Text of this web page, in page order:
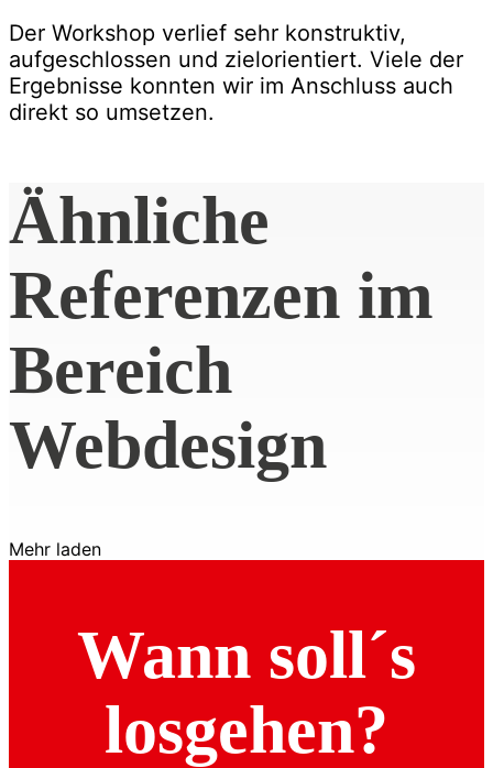
Der Workshop verlief sehr konstruktiv,
aufgeschlossen und zielorientiert. Viele der
Ergebnisse konnten wir im Anschluss auch
direkt so umsetzen.
Ähnliche
Referenzen im
Bereich
Webdesign
Mehr laden
Wann soll´s
losgehen?